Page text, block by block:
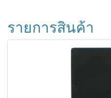
รายการสินค้า